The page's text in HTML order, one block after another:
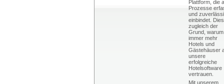
Plattform, die
Prozesse
und
einbindet.
zugleich der
Grund, warum
immer mehr
Hotels und
Gästehäuser
unsere
erfolgreiche
Hotelsoftware
vertrauen.
Mit unserem